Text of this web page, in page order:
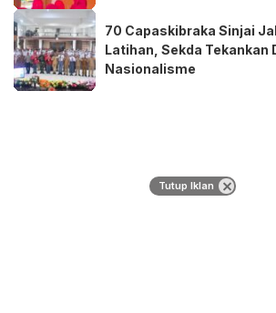
70 Capaskibraka Sinjai
Latihan, Sekda Tekankan
Nasionalisme
Tutup Iklan